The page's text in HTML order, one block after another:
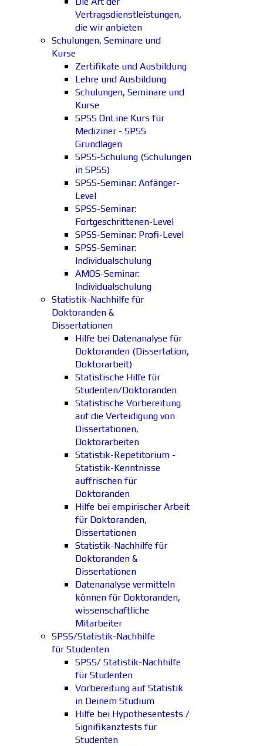
Vertragsdienstleistungen,
die wir anbieten
Schulungen, Seminare und
Kurse
Zertifikate und Ausbildung
Lehre und Ausbildung
Schulungen, Seminare und
Kurse
SPSS OnLine Kurs für
Mediziner - SPSS
Grundlagen
SPSS-Schulung (Schulungen
in SPSS)
SPSS-Seminar: Anfänger-
Level
SPSS-Seminar:
Fortgeschrittenen-Level
SPSS-Seminar: Profi-Level
SPSS-Seminar:
Individualschulung
AMOS-Seminar:
Individualschulung
Statistik-Nachhilfe für
Doktoranden &
Dissertationen
Hilfe bei Datenanalyse für
Doktoranden (Dissertation,
Doktorarbeit)
Statistische Hilfe für
Studenten/Doktoranden
Statistische Vorbereitung
auf die Verteidigung von
Dissertationen,
Doktorarbeiten
Statistik-Repetitorium -
Statistik-Kenntnisse
auffrischen für
Doktoranden
Hilfe bei empirischer Arbeit
für Doktoranden,
Dissertationen
Statistik-Nachhilfe für
Doktoranden &
Dissertationen
Datenanalyse vermitteln
können für Doktoranden,
wissenschaftliche
Mitarbeiter
SPSS/Statistik-Nachhilfe
für Studenten
SPSS/ Statistik-Nachhilfe
für Studenten
Vorbereitung auf Statistik
in Deinem Studium
Hilfe bei Hypothesentests /
Signifikanztests für
Studenten